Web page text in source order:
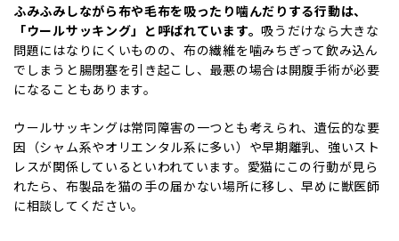
ふみふみしながら布や毛布を吸ったり噛んだりする行動は、
「ウールサッキング」と呼ばれています。吸うだけなら大きな
問題にはなりにくいものの、布の繊維を噛みちぎって飲み込ん
でしまうと 腸閉塞を引き起こし、最悪の場合は開腹手術が必要
になることもあります。
ウールサッキングは常同障害の一つとも考えられ、遺伝的な要
因（シャム系やオリエンタル系に多い）や早期離乳、強いスト
レスが関係しているといわれています。愛猫にこの行動が見ら
れたら、布製品を猫の手の届かない場所に移し、早めに獣医師
に相談してください。